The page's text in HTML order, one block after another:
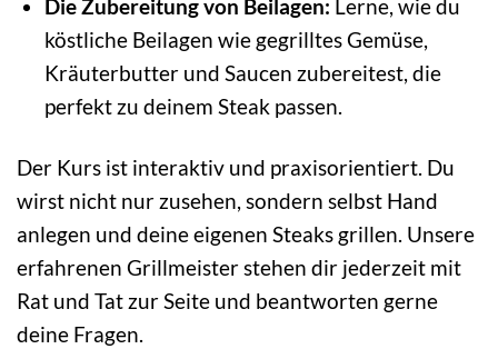
Die Zubereitung von Beilagen: Lerne, wie du
köstliche Beilagen wie gegrilltes Gemüse,
Kräuterbutter und Saucen zubereitest, die
perfekt zu deinem Steak passen.
Der Kurs ist interaktiv und praxisorientiert. Du
wirst nicht nur zusehen, sondern selbst Hand
anlegen und deine eigenen Steaks grillen. Unsere
erfahrenen Grillmeister stehen dir jederzeit mit
Rat und Tat zur Seite und beantworten gerne
deine Fragen.